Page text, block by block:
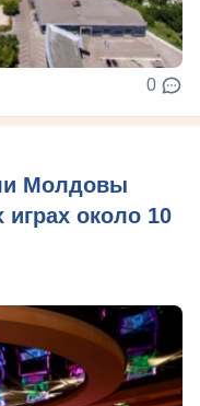
0
Молдовы
около 10